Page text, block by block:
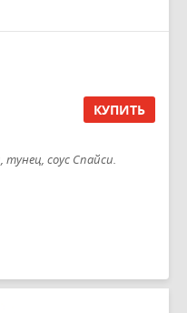
КУПИТЬ
соус Спайси.